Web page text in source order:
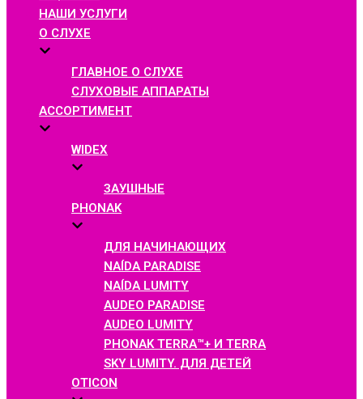
НАШИ УСЛУГИ
О СЛУХЕ
ГЛАВНОЕ О СЛУХЕ
СЛУХОВЫЕ АППАРАТЫ
АССОРТИМЕНТ
WIDEX
ЗАУШНЫЕ
PHONAK
ДЛЯ НАЧИНАЮЩИХ
NAÍDA PARADISE
NAÍDA LUMITY
AUDEO PARADISE
AUDEO LUMITY
PHONAK TERRA™+ И TERRA
SKY LUMITY. ДЛЯ ДЕТЕЙ
OTICON